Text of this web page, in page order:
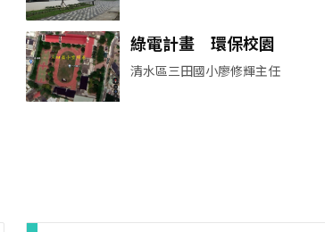
綠電計畫 環保校園
清水區三田國小廖修輝主任